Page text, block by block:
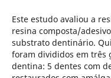
Este estudo avaliou a
resina composta/
substrato dentinário.
foram divididos em três
dentina: 5 dentes com